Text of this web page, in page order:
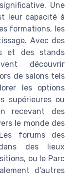
Une
leur capacité à
formations, les
Avec des
et des stands
découvrir
de salons tels
les options
supérieures ou
recevant des
le monde des
forums des
des lieux
ou le Parc
d'autres